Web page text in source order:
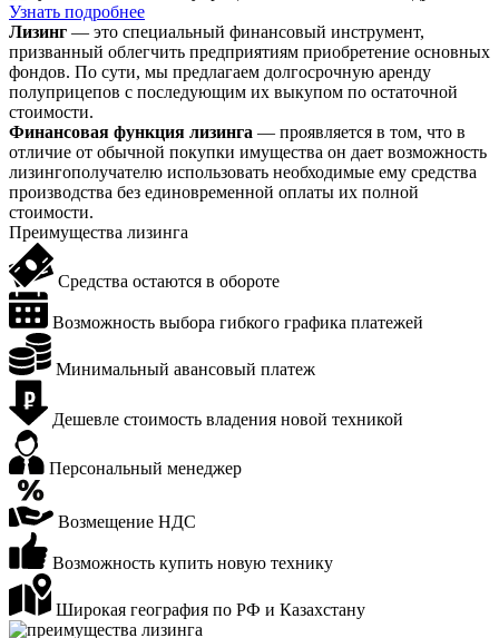
Узнать подробнее
Лизинг — это специальный финансовый инструмент,
призванный облегчить предприятиям приобретение основных
фондов. По сути, мы предлагаем долгосрочную аренду
полуприцепов с последующим их выкупом по остаточной
стоимости.
Финансовая функция лизинга — проявляется в том, что в
отличие от обычной покупки имущества он дает возможность
лизингополучателю использовать необходимые ему средства
производства без единовременной оплаты их полной
стоимости.
Преимущества лизинга
Средства остаются в обороте
Возможность выбора гибкого графика платежей
Минимальный авансовый платеж
Дешевле стоимость владения новой техникой
Персональный менеджер
Возмещение НДС
Возможность купить новую технику
Широкая география по РФ и Казахстану